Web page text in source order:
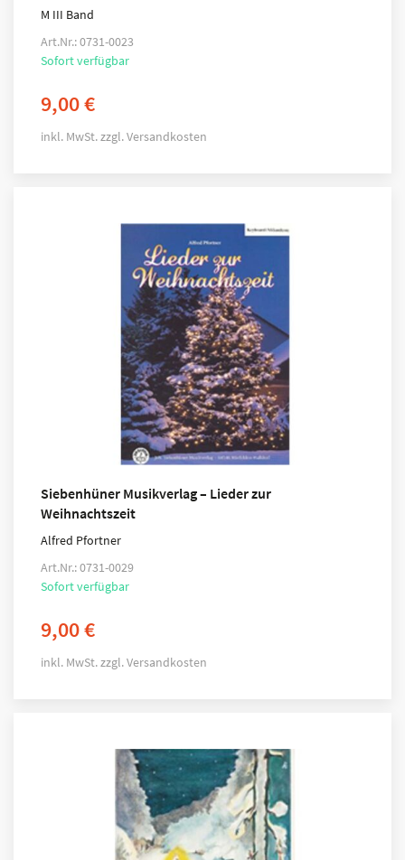
M III Band
Art.Nr.: 0731-0023
Sofort verfügbar
9,00€
inkl. MwSt. zzgl.Versandkosten
Siebenhüner Musikverlag – Lieder zur
Weihnachtszeit
Alfred Pfortner
Art.Nr.: 0731-0029
Sofort verfügbar
9,00€
inkl. MwSt.zzgl.Versandkosten